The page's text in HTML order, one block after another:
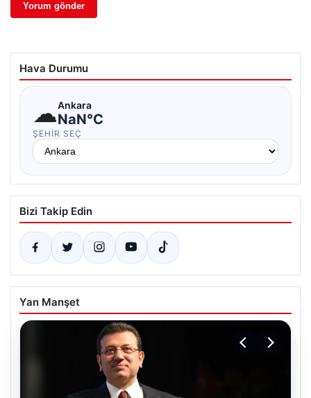
Hava Durumu
☁Ankara
NaN°C
ŞEHIR SEÇ
Bizi Takip Edin
Yan Manşet